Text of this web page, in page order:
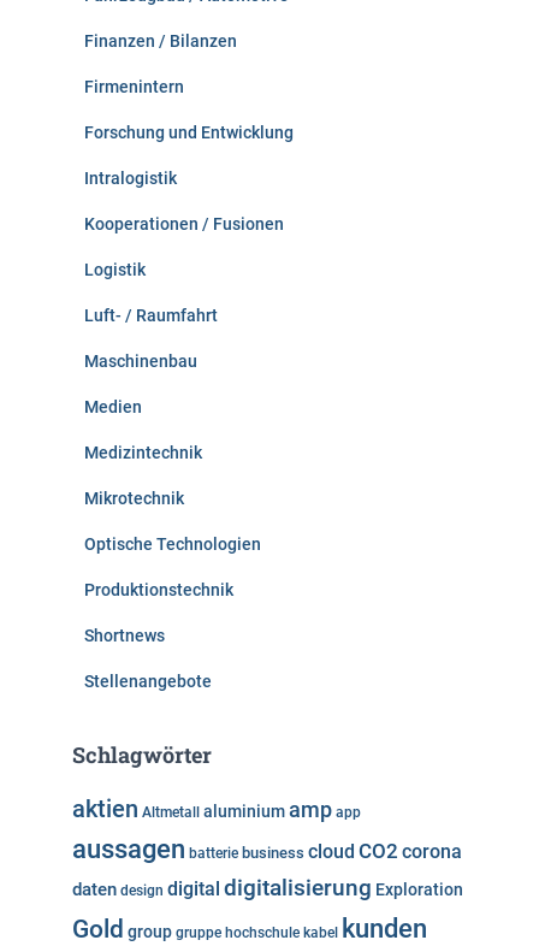
Finanzen / Bilanzen
Firmenintern
Forschung und Entwicklung
Intralogistik
Kooperationen / Fusionen
Logistik
Luft- / Raumfahrt
Maschinenbau
Medien
Medizintechnik
Mikrotechnik
Optische Technologien
Produktionstechnik
Shortnews
Stellenangebote
Schlagwörter
aktien Altmetall aluminiumamp app
aussagen batterie business cloud CO2 corona
daten design digital digitalisierung Exploration
Gold group gruppe hochschule kabel kunden